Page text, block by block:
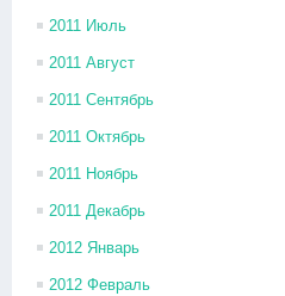
2011 Июль
2011 Август
2011 Сентябрь
2011 Октябрь
2011 Ноябрь
2011 Декабрь
2012 Январь
2012 Февраль